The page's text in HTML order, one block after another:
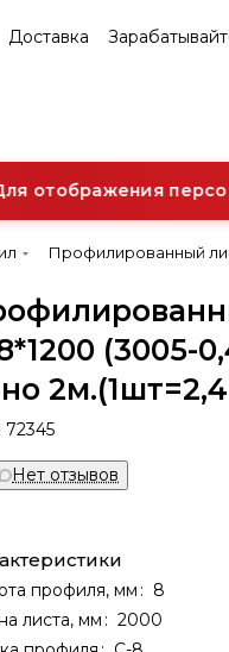
Доставка
отображения
Профилированный
(3005-
72345
Нет отзывов
профиля, мм : 8
листа, мм : 2000